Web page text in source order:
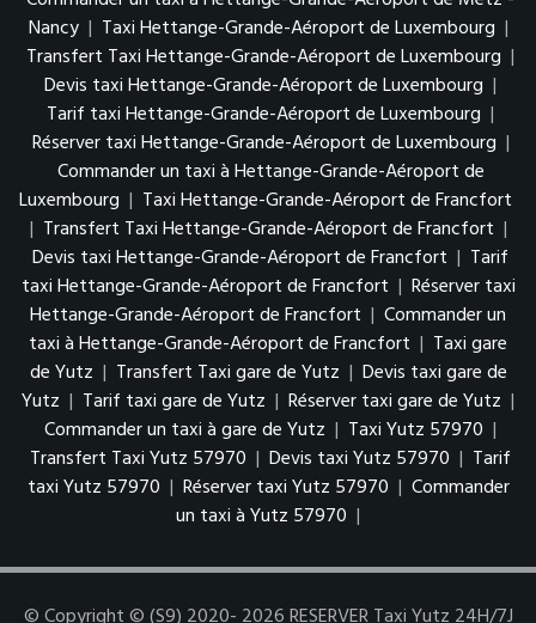
Nancy | Taxi Hettange-Grande-Aéroport de Luxembourg |
Transfert Taxi Hettange-Grande-Aéroport de Luxembourg |
Devis taxi Hettange-Grande-Aéroport de Luxembourg |
Tarif taxi Hettange-Grande-Aéroport de Luxembourg |
Réserver taxi Hettange-Grande-Aéroport de Luxembourg |
Commander un taxi à Hettange-Grande-Aéroport de
Luxembourg | Taxi Hettange-Grande-Aéroport de Francfort
| Transfert Taxi Hettange-Grande-Aéroport de Francfort |
Devis taxi Hettange-Grande-Aéroport de Francfort | Tarif
taxi Hettange-Grande-Aéroport de Francfort | Réserver taxi
Hettange-Grande-Aéroport de Francfort | Commander un
taxi à Hettange-Grande-Aéroport de Francfort | Taxi gare
de Yutz | Transfert Taxi gare de Yutz | Devis taxi gare de
Yutz | Tarif taxi gare de Yutz | Réserver taxi gare de Yutz |
Commander un taxi à gare de Yutz | Taxi Yutz 57970 |
Transfert Taxi Yutz 57970 | Devis taxi Yutz 57970 | Tarif
taxi Yutz 57970 | Réserver taxi Yutz 57970 | Commander
un taxi à Yutz 57970 |